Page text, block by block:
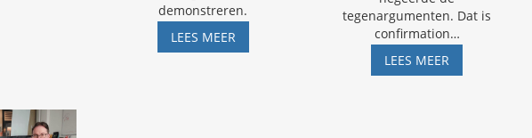
demonstreren.
LEES MEEREEN
MISKRAAM
tegenargumenten. Dat is
confirmation…
LEES MEER
OP